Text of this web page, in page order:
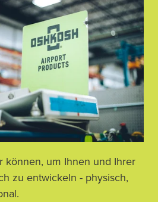
können, um Ihnen und Ihrer
zu entwickeln - physisch,